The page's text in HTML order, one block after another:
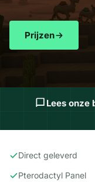
Prijzen
Lees onze
Features
Direct geleverd
Pterodactyl Panel